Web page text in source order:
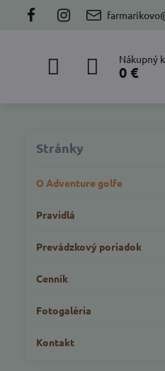
Nákupný
0 €
Stránky
O Adventure golfe
Pravidlá
Prevádzkový poriadok
Cenník
Fotogaléria
Kontakt